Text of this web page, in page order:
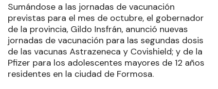
Sumándose a las jornadas de vacunación
previstas para el mes de octubre, el gobernador
de la provincia, Gildo Insfrán, anunció nuevas
jornadas de vacunación para las segundas dosis
de las vacunas Astrazeneca y Covishield; y de la
Pfizer para los adolescentes mayores de 12 años
residentes en la ciudad de Formosa.